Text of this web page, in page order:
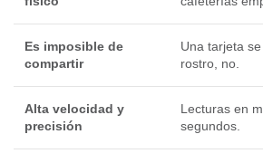
Es imposible de
compartir
Una tarjeta
rostro, no.
Alta velocidad y
precisión
Lecturas en
segundos.